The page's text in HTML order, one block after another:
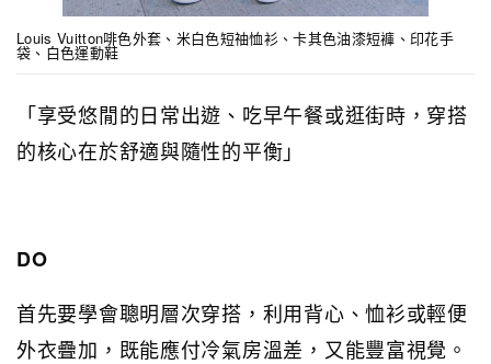
Louis Vuitton啡色外套、米白色短䄂恤衫、卡其色油漆短褲、印花手
袋、白色運動鞋
「享受悠閒的日常出遊、吃早午餐或逛街時，穿搭
的核心在於舒適與隨性的平衡」
DO
首先要學會聰明層次穿搭，利用背心、恤衫或輕便
外衣疊加，既能應付冷氣房溫差，又能豐富視覺。